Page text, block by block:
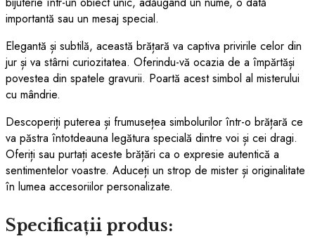
importantă sau un mesaj special.
Elegantă și subtilă, această brățară va captiva privirile celor din
jur și va stârni curiozitatea. Oferindu-vă ocazia de a împărtăși
povestea din spatele gravurii. Poartă acest simbol al misterului
cu mândrie.
Descoperiți puterea și frumusețea simbolurilor într-o brățară ce
va păstra întotdeauna legătura specială dintre voi și cei dragi.
Oferiți sau purtați aceste brățări ca o expresie autentică a
sentimentelor voastre. Aduceți un strop de mister și originalitate
în lumea accesoriilor personalizate.
Specificații produs: